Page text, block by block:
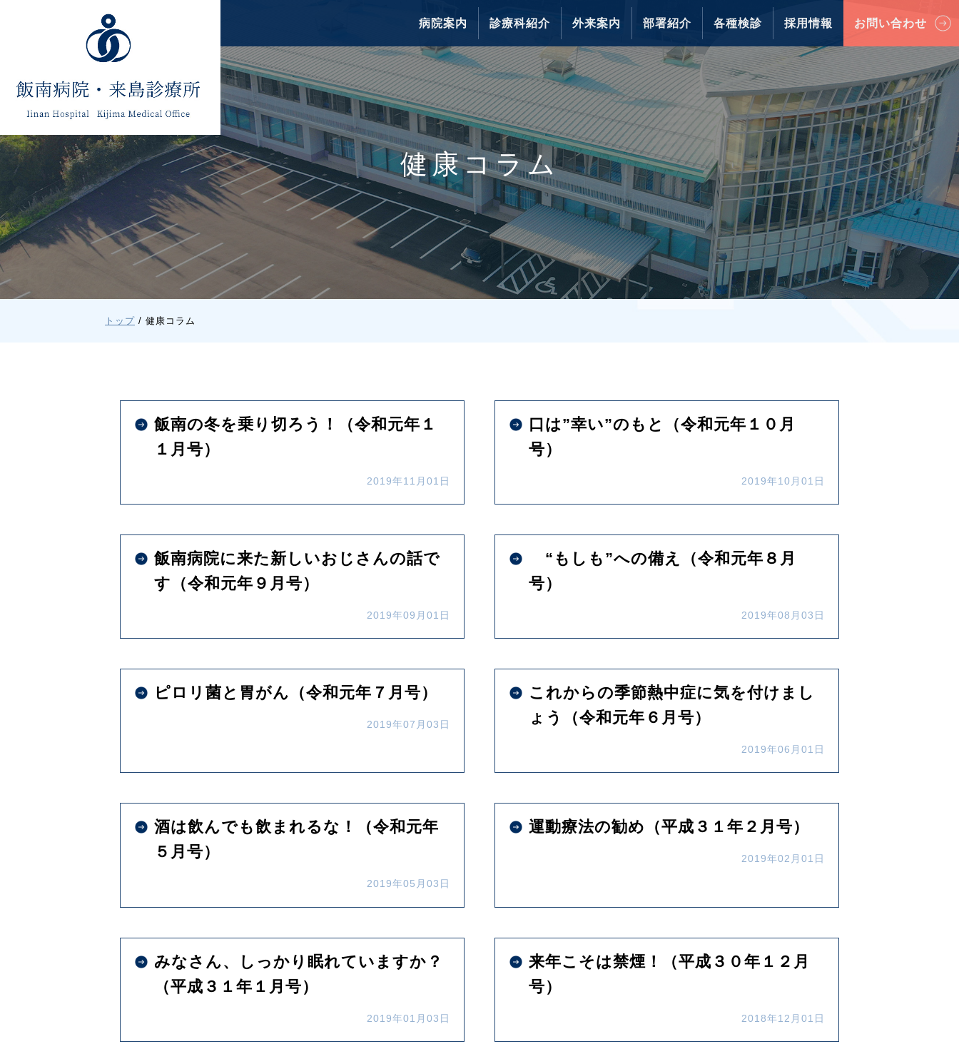
病院案内
診療科紹介 外来案内 部署紹介 各種検診 採用情報 お問い合わせ
健康コラム
現
トップ / 健康コラム
飯南の冬を乗り切ろう！（令和元年１
１月号）
2019年11月01日
口は”幸い”のもと（令和元年１０月
号）
2019年10月01日
飯南病院に来た新しいおじさんの話で
す（令和元年９月号）
2019年09月01日
“もしも”への備え（令和元年８月
号）
2019年08月03日
ピロリ菌と胃がん（令和元年７月号）
2019年07月03日
これからの季節熱中症に気を付けまし
ょう（令和元年６月号）
2019年06月01日
酒は飲んでも飲まれるな！（令和元年
５月号）
2019年05月03日
運動療法の勧め（平成３１年２月号）
2019年02月01日
みなさん、しっかり眠れていますか？
（平成３１年１月号）
2019年01月03日
来年こそは禁煙！（平成３０年１２月
号）
2018年12月01日